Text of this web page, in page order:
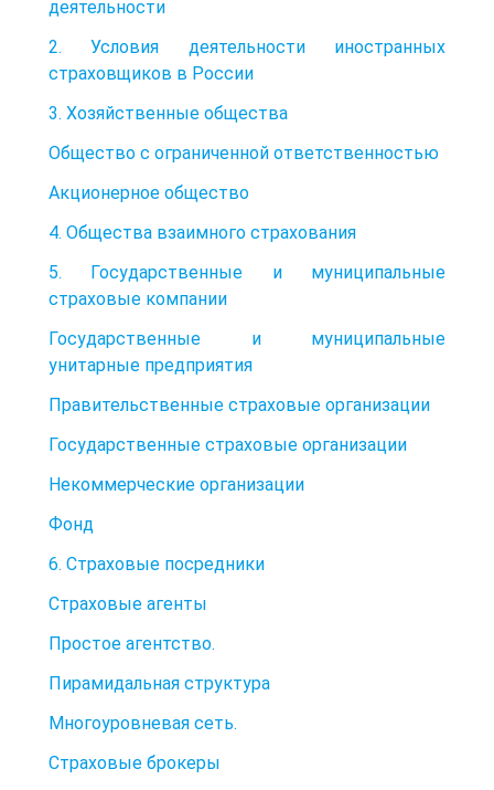
деятельности
2. Условия деятельности иностранных
страховщиков в России
3. Хозяйственные общества
Общество с ограниченной ответственностью
Акционерное общество
4. Общества взаимного страхования
5. Государственные и муниципальные
страховые компании
Государственные и муниципальные
унитарные предприятия
Правительственные страховые организации
Государственные страховые организации
Некоммерческие организации
Фонд
6. Страховые посредники
Страховые агенты
Простое агентство.
Пирамидальная структура
Многоуровневая сеть.
Страховые брокеры